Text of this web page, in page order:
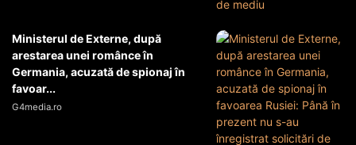
Ministerul de Externe, după
arestarea unei românce în
Germania, acuzată de spionaj în
favoar...
G4media.ro